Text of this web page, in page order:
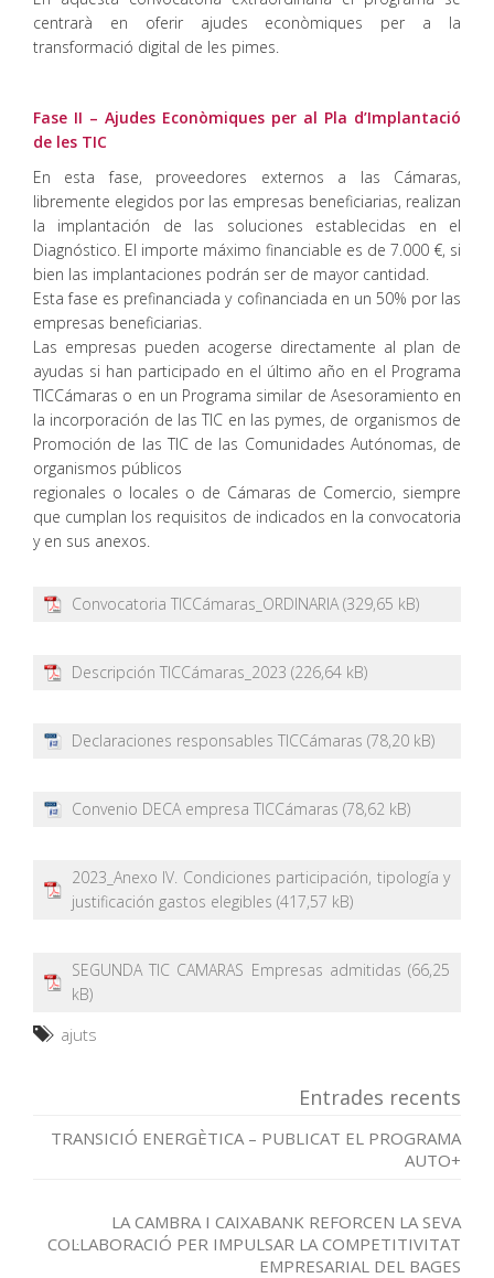
centrarà en oferir ajudes econòmiques per a la
transformació digital de les pimes.
Fase II – Ajudes Econòmiques per al Pla d’Implantació
de les TIC
En esta fase, proveedores externos a las Cámaras,
libremente elegidos por las empresas beneficiarias, realizan
la implantación de las soluciones establecidas en el
Diagnóstico. El importe máximo financiable es de 7.000 €, si
bien las implantaciones podrán ser de mayor cantidad.
Esta fase es prefinanciada y cofinanciada en un 50% por las
empresas beneficiarias.
Las empresas pueden acogerse directamente al plan de
ayudas si han participado en el último año en el Programa
TICCámaras o en un Programa similar de Asesoramiento en
la incorporación de las TIC en las pymes, de organismos de
Promoción de las TIC de las Comunidades Autónomas, de
organismos públicos
regionales o locales o de Cámaras de Comercio, siempre
que cumplan los requisitos de indicados en la convocatoria
y en sus anexos.
Convocatoria TICCámaras_ORDINARIA
Descripción TICCámaras_2023
Declaraciones responsables TICCámaras
Convenio DECA empresa TICCámaras
2023_Anexo IV. Condiciones participación, tipología y
justificación gastos elegibles
SEGUNDA TIC CAMARAS Empresas admitidas
ajuts
Entrades recents
TRANSICIÓ ENERGÈTICA – PUBLICAT EL PROGRAMA
AUTO+
LA CAMBRA I CAIXABANK REFORCEN LA SEVA
COL·LABORACIÓ PER IMPULSAR LA COMPETITIVITAT
EMPRESARIAL DEL BAGES